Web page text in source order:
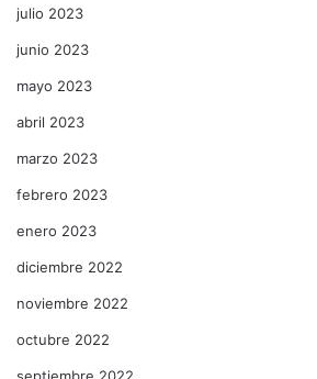
julio 2023
junio 2023
mayo 2023
abril 2023
marzo 2023
febrero 2023
enero 2023
diciembre 2022
noviembre 2022
octubre 2022
septiembre 2022